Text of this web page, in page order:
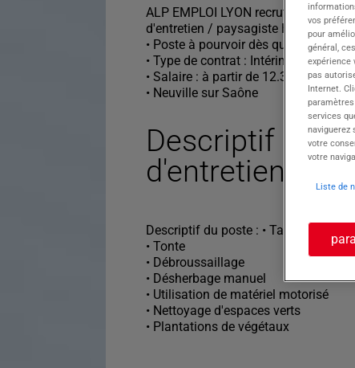
ALP EMPLOI LYON recrute pour
d'entretien / paysagiste H/F.
• Poste à pourvoir dès que possible
• Type de contrat : Intérim
• Salaire : à partir de 12.31€ / h
• Neuville sur Saône
Descriptif du
d'entretien
Descriptif du poste : • Taille de
• Tonte
• Débroussaillage
• Désherbage manuel
• Utilisation de matériel motorisé
• Nettoyage d'espaces verts
• Plantations de végétaux
vos
pour
général,
expérience
pas
Internet.
services
naviguerez
votre
votre
Liste de